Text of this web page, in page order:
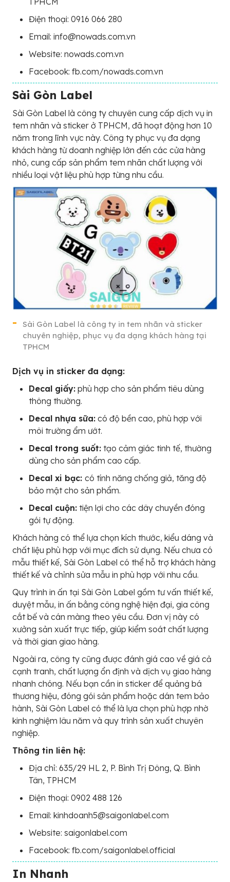
Điện thoại: 0916 066 280
Email: info@nowads.com.vn
Website: nowads.com.vn
Facebook: fb.com/nowads.com.vn
Sài Gòn Label
Sài Gòn Label là công ty chuyên cung cấp dịch vụ in
tem nhãn và sticker ở TPHCM, đã hoạt động hơn 10
năm trong lĩnh vực này. Công ty phục vụ đa dạng
khách hàng từ doanh nghiệp lớn đến các cửa hàng
nhỏ, cung cấp sản phẩm tem nhãn chất lượng với
nhiều loại vật liệu phù hợp từng nhu cầu.
Sài Gòn Label là công ty in tem nhãn và sticker
chuyên nghiệp, phục vụ đa dạng khách hàng tại
TPHCM
Dịch vụ in sticker đa dạng:
Decal giấy: phù hợp cho sản phẩm tiêu dùng
thông thường.
Decal nhựa sữa: có độ bền cao, phù hợp với
môi trường ẩm ướt.
Decal trong suốt: tạo cảm giác tinh tế, thường
dùng cho sản phẩm cao cấp.
Decal xi bạc: có tính năng chống giả, tăng độ
bảo mật cho sản phẩm.
Decal cuộn: tiện lợi cho các dây chuyền đóng
gói tự động.
Khách hàng có thể lựa chọn kích thước, kiểu dáng và
chất liệu phù hợp với mục đích sử dụng. Nếu chưa có
mẫu thiết kế, Sài Gòn Label có thể hỗ trợ khách hàng
thiết kế và chỉnh sửa mẫu in phù hợp với nhu cầu.
Quy trình in ấn tại Sài Gòn Label gồm tư vấn thiết kế,
duyệt mẫu, in ấn bằng công nghệ hiện đại, gia công
cắt bế và cán màng theo yêu cầu. Đơn vị này có
xưởng sản xuất trực tiếp, giúp kiểm soát chất lượng
và thời gian giao hàng.
Ngoài ra, công ty cũng được đánh giá cao về giá cả
cạnh tranh, chất lượng ổn định và dịch vụ giao hàng
nhanh chóng. Nếu bạn cần in sticker để quảng bá
thương hiệu, đóng gói sản phẩm hoặc dán tem bảo
hành, Sài Gòn Label có thể là lựa chọn phù hợp nhờ
kinh nghiệm lâu năm và quy trình sản xuất chuyên
nghiệp.
Thông tin liên hệ:
Địa chỉ: 635/29 HL 2, P. Bình Trị Đông, Q. Bình
Tân, TPHCM
Điện thoại: 0902 488 126
Email: kinhdoanh5@saigonlabel.com
Website: saigonlabel.com
Facebook: fb.com/saigonlabel.official
In Nhanh